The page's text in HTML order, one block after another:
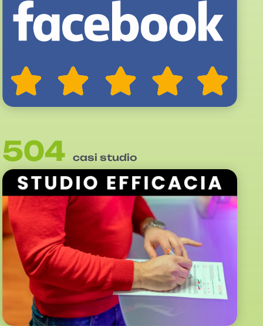
504 casi studio